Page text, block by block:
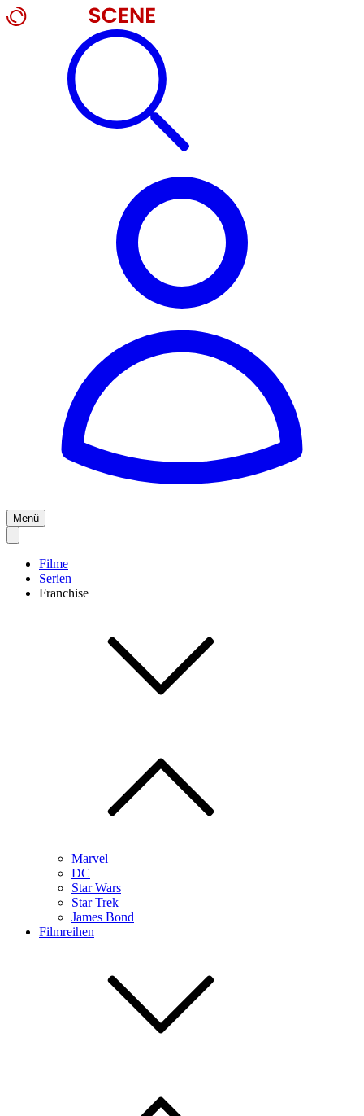
Menü
Filme
Serien
Franchise
Marvel
DC
Star Wars
Star Trek
James Bond
Filmreihen